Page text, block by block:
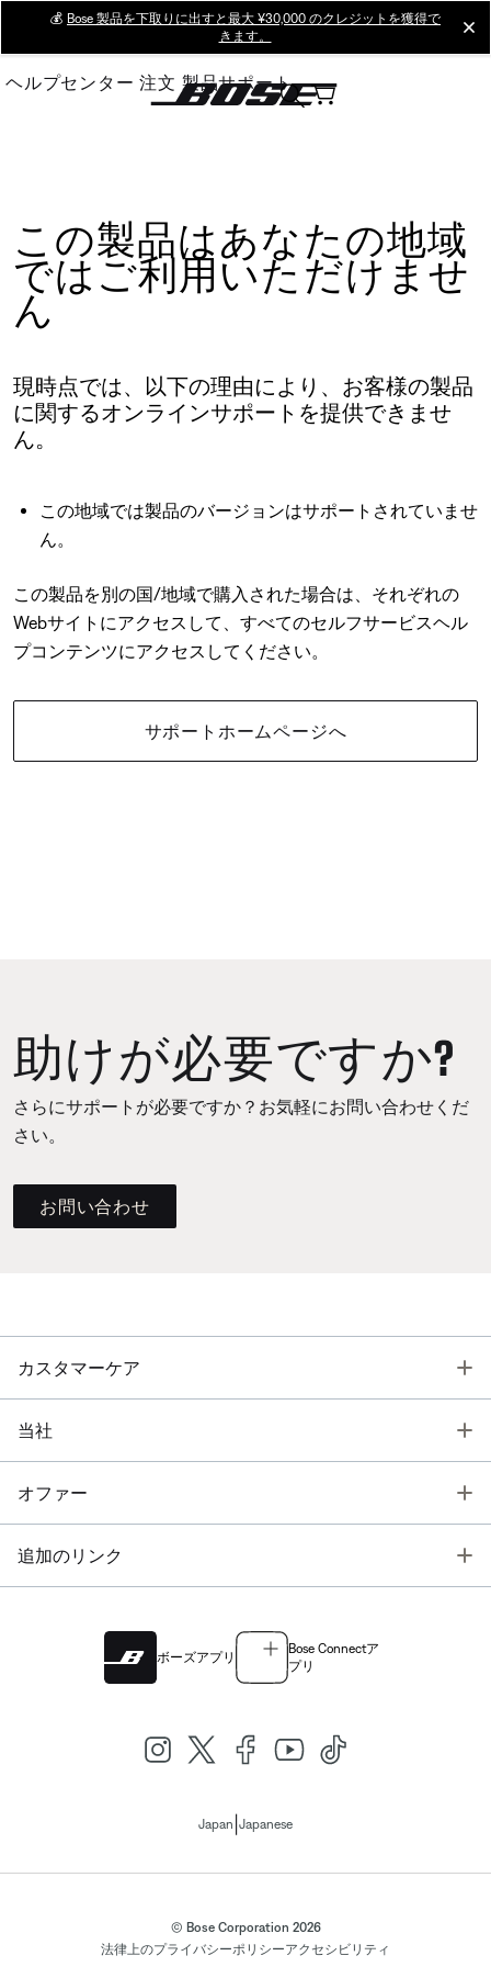
Main
💰 Bose 製品を下取りに出すと最大 ¥30,000 のクレジットを獲得で
きます。
ヘルプセンター 注文 製品サポート
この製品はあなたの地域
ではご利用いただけませ
ん
現時点では、以下の理由により、お客様の製品
に関するオンラインサポートを提供できませ
ん。
この地域では製品のバージョンはサポートされていませ
ん。
この製品を別の国/地域で購入された場合は、それぞれの
Webサイトにアクセスして、すべてのセルフサービスヘル
プコンテンツにアクセスしてください。
サポートホームページへ
助けが必要ですか?
さらにサポートが必要ですか？お気軽にお問い合わせくだ
さい。
お問い合わせ
カスタマーケア
当社
オファー
追加のリンク
ボーズアプリ
Bose Connectア
プリ
Japan Japanese
© Bose Corporation 2026
法律上のプライバシーポリシーアクセシビリティ